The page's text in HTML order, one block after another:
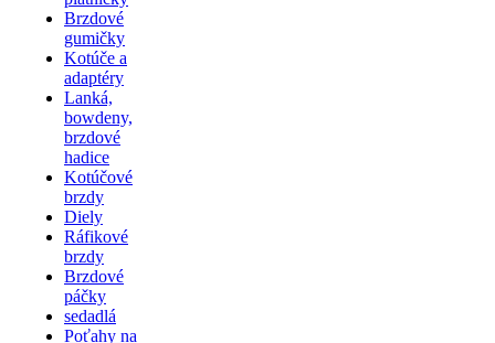
Brzdové
gumičky
Kotúče a
adaptéry
Lanká,
bowdeny,
brzdové
hadice
Kotúčové
brzdy
Diely
Ráfikové
brzdy
Brzdové
páčky
sedadlá
Poťahy na